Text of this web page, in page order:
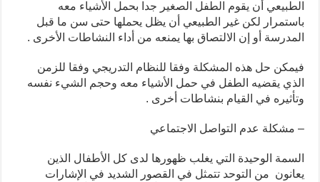
الطبيعي أن يقوم الطفل الصغير جدا بحمل الأشياء معه
باستمرار لكن غير الطبيعي أن يظل يحملها حتى سن ما قبل
المدرسة أو إن الالتصاق بها يمنعه من أداء النشاطات الأخرى .
فيمكن حل هذه المشكلة وفقا للنظام التدريجي وفقا للزمن
الذي يقضيه الطفل في حمل الأشياء معه وحجم الشيء نفسه
وتأثيره في القيام بنشاطات أخرى .
– مشكلة عدم التواصل الاجتماعي
السمة الوحيدة التي يغلب ظهورها لدى كل الأطفال الذين
يعانون من التوحد تتمثل في القصور الشديد في الإشارات